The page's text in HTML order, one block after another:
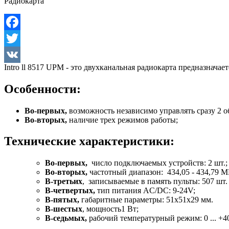
Facebook
Twitter
VK
Intro ll 8517 UPM - это двухканальная радиокарта
Особенности:
Во-первых, возможность независимо управлять сразу 2
Во-вторых, наличие трех режимов работы;
Технические характеристики:
Во-первых, число подключаемых устройств: 2 шт.;
Во-вторых, частотный диапазон: 434,05 - 434,79
В-третьих, записываемые в память пульты: 507 шт.
В-четвертых, тип питания AC/DC: 9-24V;
В-пятых, габаритные параметры: 51х51х29 мм.
В-шестых, мощность1 Вт;
В-седьмых, рабочий температурный режим: 0 ...